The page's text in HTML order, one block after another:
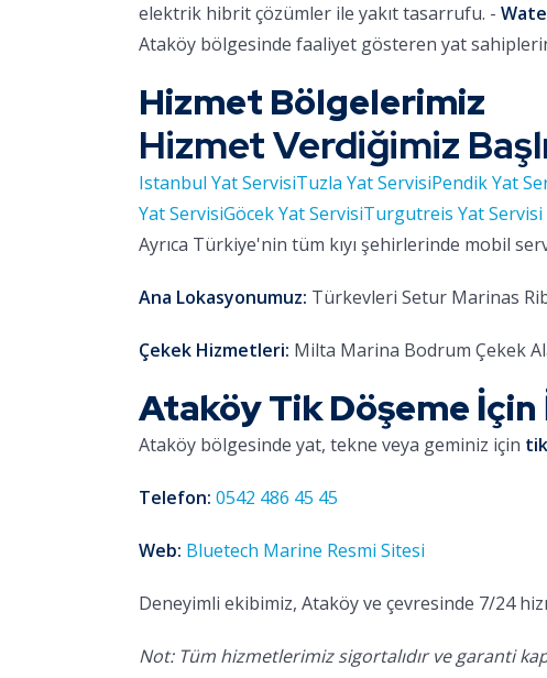
elektrik hibrit çözümler ile yakıt tasarrufu. -
Ataköy bölgesinde faaliyet gösteren yat
Hizmet Bölgelerimiz
Hizmet Verdiğimiz
Istanbul Yat ServisiTuzla Yat ServisiPendik Yat
Yat ServisiGöcek Yat ServisiTurgutreis Yat Servisi
Ayrıca Türkiye'nin tüm kıyı şehirlerinde mobil
Ana Lokasyonumuz: Türkevleri Setur Marinas
Çekek Hizmetleri: Milta Marina Bodrum Çekek
Ataköy Tik Döşeme
Ataköy bölgesinde yat, tekne veya geminiz için
Telefon: 0542 486 45 45
Web: Bluetech Marine Resmi Sitesi
Deneyimli ekibimiz, Ataköy ve çevresinde 7/24
Not: Tüm hizmetlerimiz sigortalıdır ve garanti